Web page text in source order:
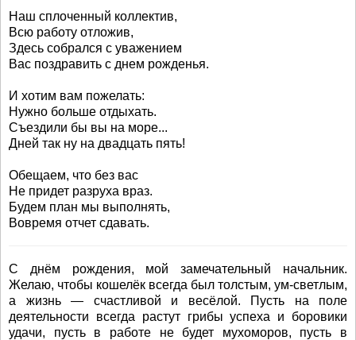
Наш сплоченный коллектив,
Всю работу отложив,
Здесь собрался с уважением
Вас поздравить с днем рожденья.
И хотим вам пожелать:
Нужно больше отдыхать.
Съездили бы вы на море...
Дней так ну на двадцать пять!
Обещаем, что без вас
Не придет разруха враз.
Будем план мы выполнять,
Вовремя отчет сдавать.
С днём рождения, мой замечательный начальник.
Желаю, чтобы кошелёк всегда был толстым, ум-светлым,
а жизнь — счастливой и весёлой. Пусть на поле
деятельности всегда растут грибы успеха и боровики
удачи, пусть в работе не будет мухоморов, пусть в